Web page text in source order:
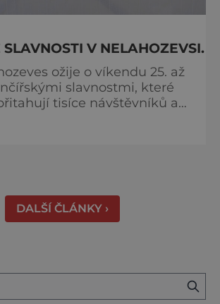
SLAVNOSTI V NELAHOZEVSI.
ožije o víkendu 25. až
slavnostmi, které
tisíce návštěvníků a
kraji. Areál renesančního
pro celou rodinu. Otevřeno
interaktivním muz
DALŠÍ ČLÁNKY ›